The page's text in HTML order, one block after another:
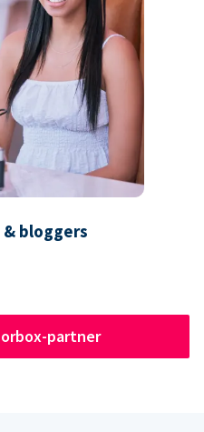
bloggers
partner